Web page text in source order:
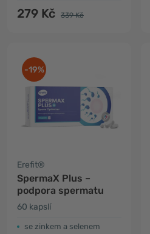
279 Kč 339 Kč
-19%
Erefit®
SpermaX Plus –
podpora spermatu
60 kapslí
se zinkem a selenem